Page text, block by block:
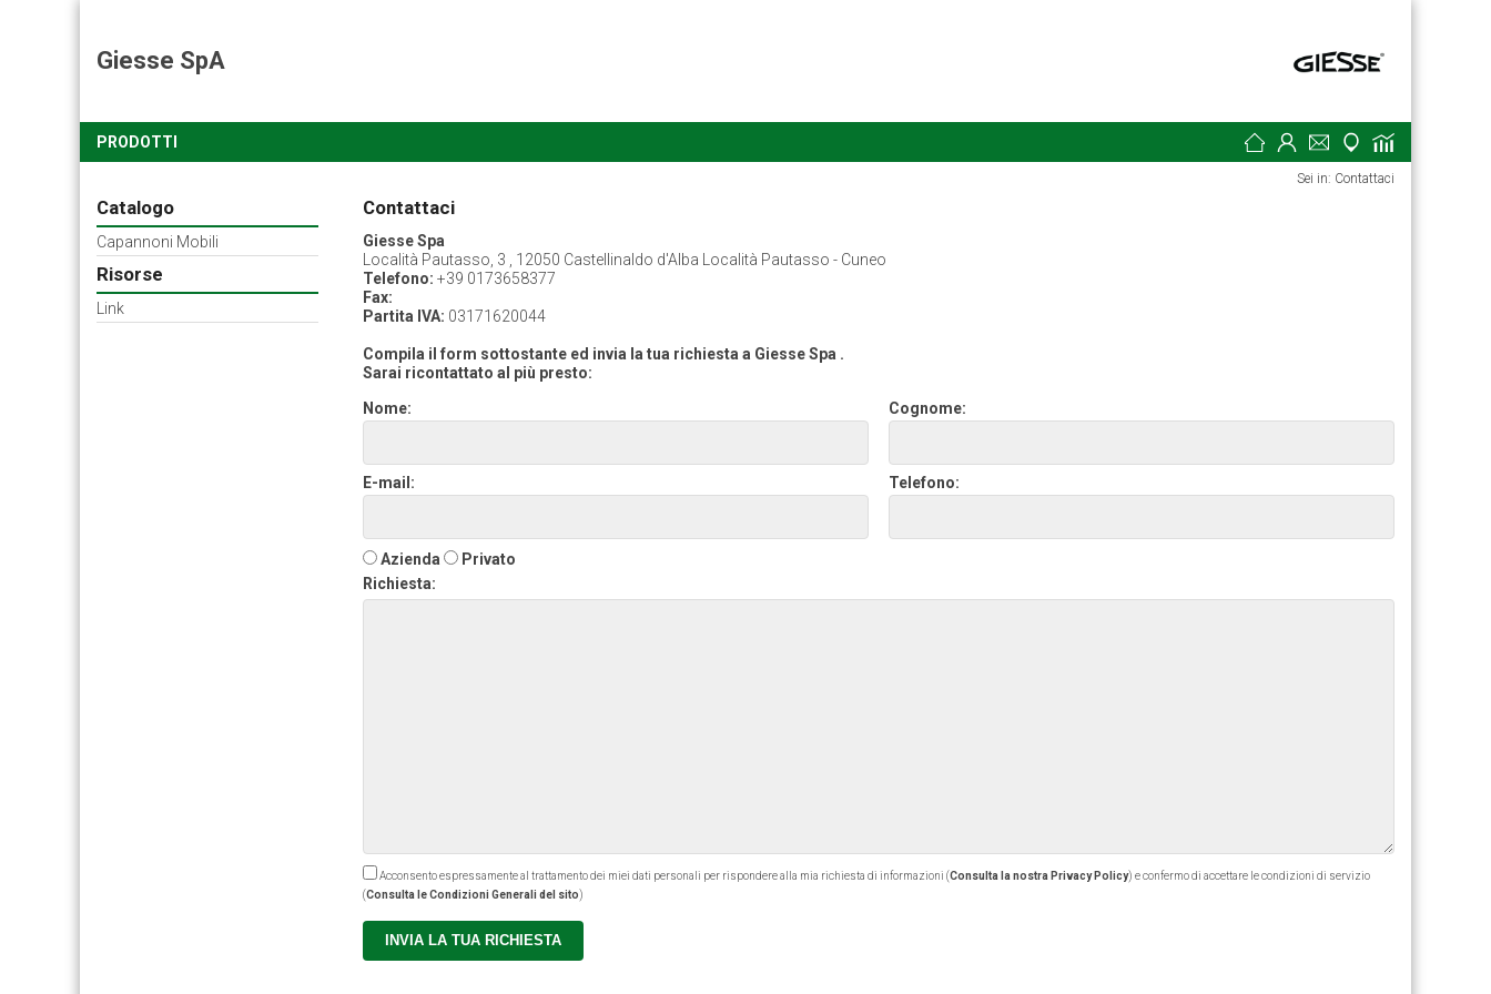
Giesse SpA
PRODOTTI
Catalogo
Capannoni Mobili
Risorse
Link
Sei in: Contattaci
Contattaci
Giesse Spa
Località Pautasso, 3 , 12050 Castellinaldo d'Alba Località Pautasso - Cuneo
Telefono: +39 0173658377
Fax:
Partita IVA: 03171620044
Compila il form sottostante ed invia la tua richiesta a Giesse Spa .
Sarai ricontattato al più presto:
Nome:
Cognome:
E-mail: Telefono:
Azienda
Privato
Richiesta:
Acconsento espressamente al trattamento dei miei dati personali per rispondere alla mia richiesta di informazioni (Consulta la nostra Privacy Policy) e confermo di accettare le condizioni di servizio
(Consulta le Condizioni Generali del sito)
INVIA LA TUA RICHIESTA